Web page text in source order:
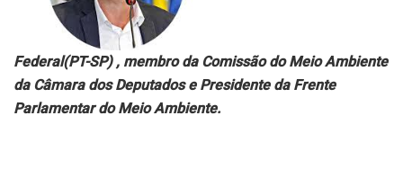
Federal(PT-SP) , membro da Comissão do Meio Ambiente
da Câmara dos Deputados e Presidente da Frente
Parlamentar do Meio Ambiente.